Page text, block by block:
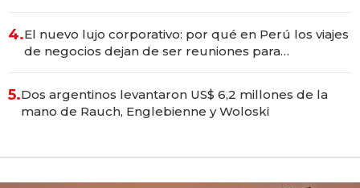
4.El nuevo lujo corporativo: por qué en Perú los viajes
de negocios dejan de ser reuniones para
5.Dos argentinos levantaron US$ 6,2 millones de la
mano de Rauch, Englebienne y Woloski